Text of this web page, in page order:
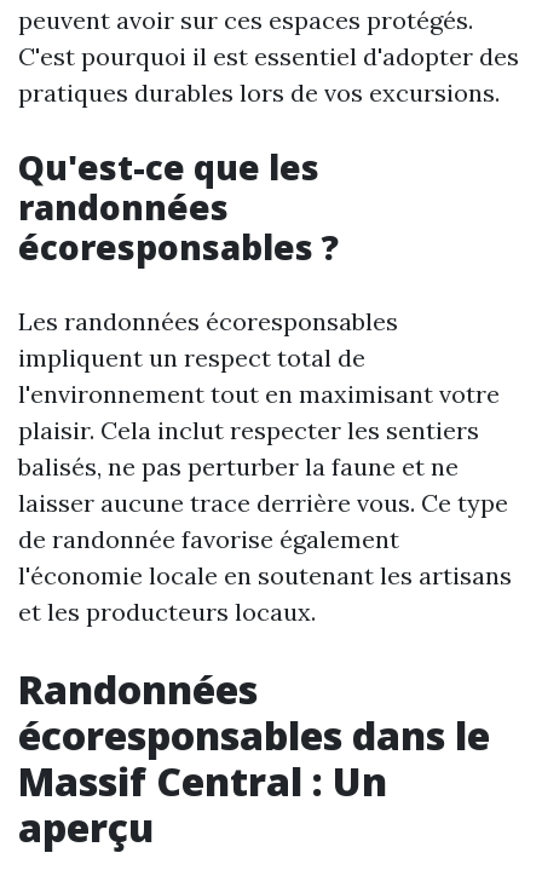
peuvent avoir sur ces espaces protégés.
C'est pourquoi il est essentiel d'adopter des
pratiques durables lors de vos excursions.
Qu'est-ce que les
randonnées
écoresponsables ?
Les randonnées écoresponsables
impliquent un respect total de
l'environnement tout en maximisant votre
plaisir. Cela inclut respecter les sentiers
balisés, ne pas perturber la faune et ne
laisser aucune trace derrière vous. Ce type
de randonnée favorise également
l'économie locale en soutenant les artisans
et les producteurs locaux.
Randonnées
écoresponsables dans le
Massif Central : Un
aperçu